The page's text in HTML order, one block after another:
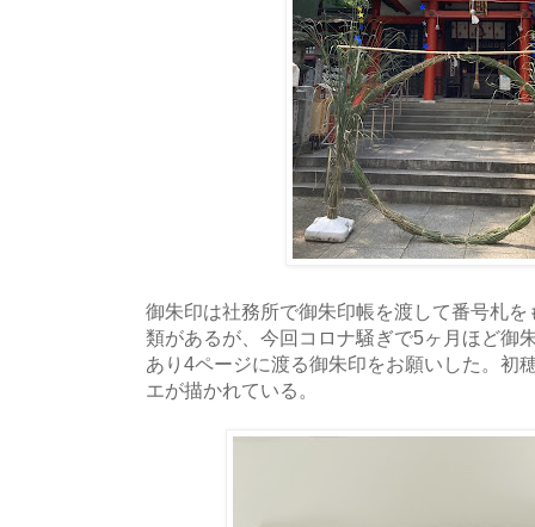
御朱印は社務所で御朱印帳を渡して番号札
類があるが、今回コロナ騒ぎで5ヶ月ほど御
あり4ページに渡る御朱印をお願いした。初
エが描かれている。